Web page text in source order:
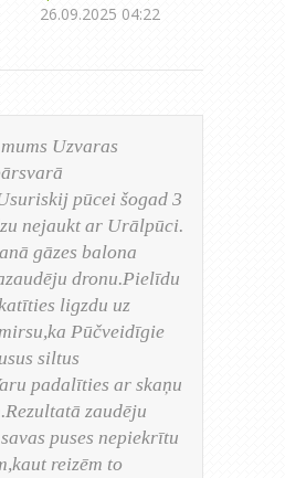
26.09.2025 04:22
Uzvaras
pūcei šogad 3
nejaukt ar Urālpūci.
gāzes balona
dronu.Pielīdu
ligzdu uz
Pūčveidīgie
siltus
padalīties ar skaņu
zaudēju
puses nepiekrītu
reizēm to